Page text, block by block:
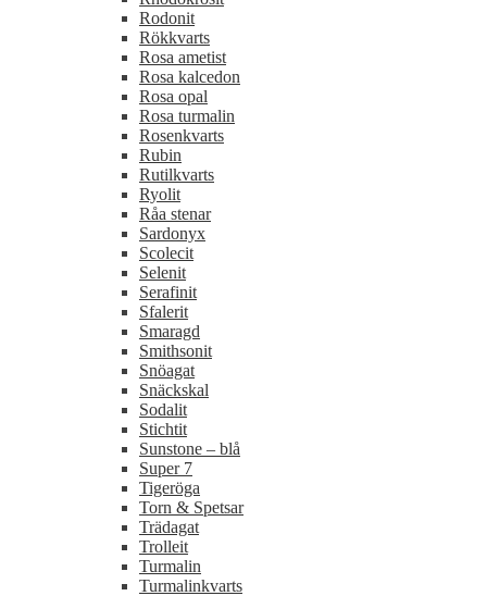
Rodonit
Rökkvarts
Rosa ametist
Rosa kalcedon
Rosa opal
Rosa turmalin
Rosenkvarts
Rubin
Rutilkvarts
Ryolit
Råa stenar
Sardonyx
Scolecit
Selenit
Serafinit
Sfalerit
Smaragd
Smithsonit
Snöagat
Snäckskal
Sodalit
Stichtit
Sunstone – blå
Super 7
Tigeröga
Torn & Spetsar
Trädagat
Trolleit
Turmalin
Turmalinkvarts